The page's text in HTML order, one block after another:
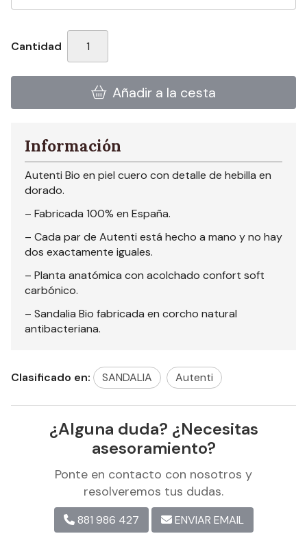
Cantidad
Añadir a la cesta
Información
Autenti Bio en piel cuero con detalle de hebilla en
dorado.
– Fabricada 100% en España.
– Cada par de Autenti está hecho a mano y no hay
dos exactamente iguales.
– Planta anatómica con acolchado confort soft
carbónico.
– Sandalia Bio fabricada en corcho natural
antibacteriana.
Clasificado en: SANDALIA Autenti
¿Alguna duda? ¿Necesitas
asesoramiento?
Ponte en contacto con nosotros y
resolveremos tus dudas.
881 986 427 ENVIAR EMAIL